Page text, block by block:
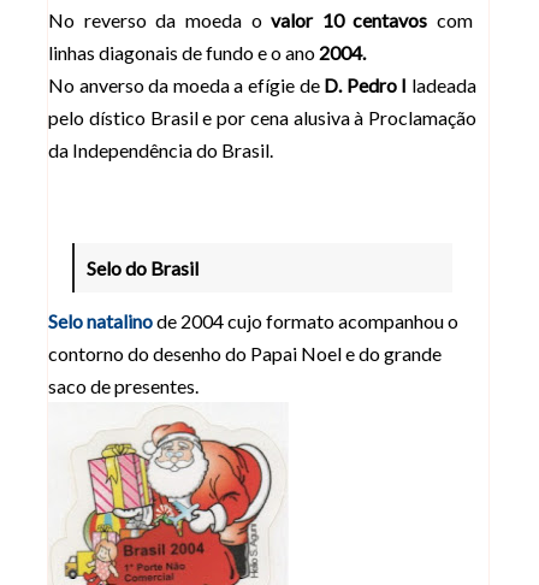
No reverso da moeda ovalor 10 centavos com
linhas diagonais de fundo e o ano 2004.
No anverso da moeda a efígie de D. Pedro I ladeada
pelo dístico Brasil e por cena alusiva à Proclamação
da Independência do Brasil.
Selo do Brasil
Selo natalinode 2004 cujo formato acompanhou o
contorno do desenho do Papai Noel e do grande
saco de presentes.